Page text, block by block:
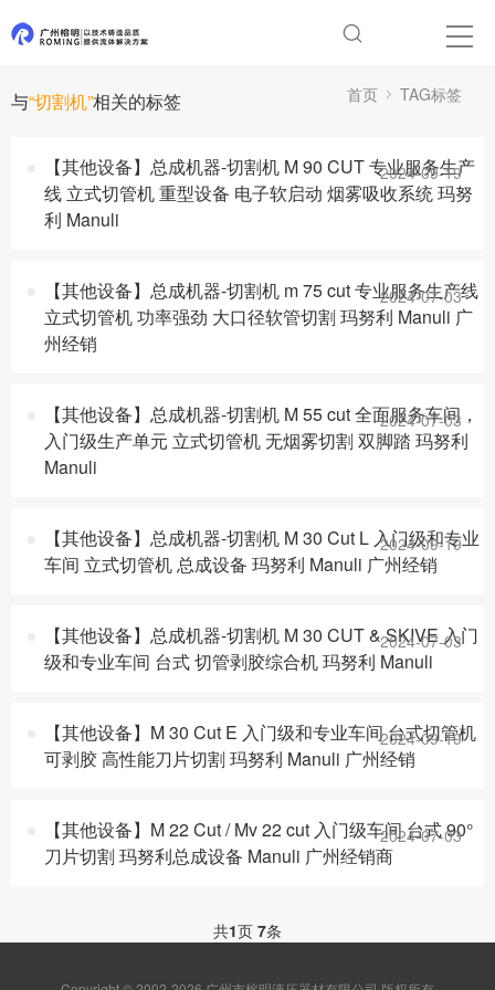
与“切割机”相关的标签 首页 TAG标签
【其他设备】总成机器-切割机 M 90 CUT 专业服务生产
线 立式切管机 重型设备 电子软启动 烟雾吸收系统 玛努
利 Manuli
2024-09-19
【其他设备】总成机器-切割机 m 75 cut 专业服务生产线
立式切管机 功率强劲 大口径软管切割 玛努利 Manuli 广
州经销
2024-07-03
【其他设备】总成机器-切割机 M 55 cut 全面服务车间，
入门级生产单元 立式切管机 无烟雾切割 双脚踏 玛努利
Manuli
2024-07-03
【其他设备】总成机器-切割机 M 30 Cut L 入门级和专业
车间 立式切管机 总成设备 玛努利 Manuli 广州经销
2024-09-19
【其他设备】总成机器-切割机 M 30 CUT & SKIVE 入门
级和专业车间 台式 切管剥胶综合机 玛努利 Manuli
2024-07-03
【其他设备】M 30 Cut E 入门级和专业车间 台式切管机
可剥胶 高性能刀片切割 玛努利 Manuli 广州经销
2024-09-19
【其他设备】M 22 Cut / Mv 22 cut 入门级车间 台式 90°
刀片切割 玛努利总成设备 Manuli 广州经销商
2024-07-03
共1页 7条